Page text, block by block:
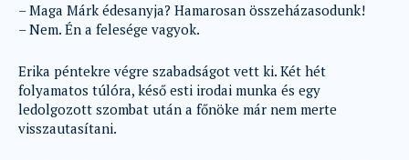
– Maga Márk édesanyja? Hamarosan összeházasodunk!
– Nem. Én a felesége vagyok.
Erika péntekre végre szabadságot vett ki. Két hét
folyamatos túlóra, késő esti irodai munka és egy
ledolgozott szombat után a főnöke már nem merte
visszautasítani.